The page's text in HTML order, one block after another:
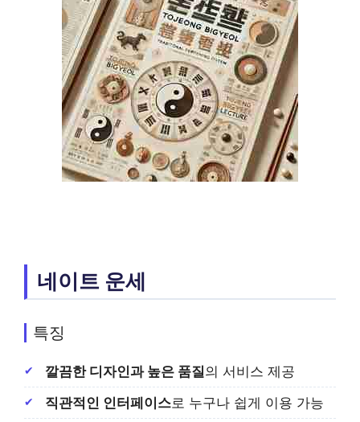
네이트 운세
특징
깔끔한 디자인과 높은 품질의 서비스 제공
직관적인 인터페이스로 누구나 쉽게 이용 가능